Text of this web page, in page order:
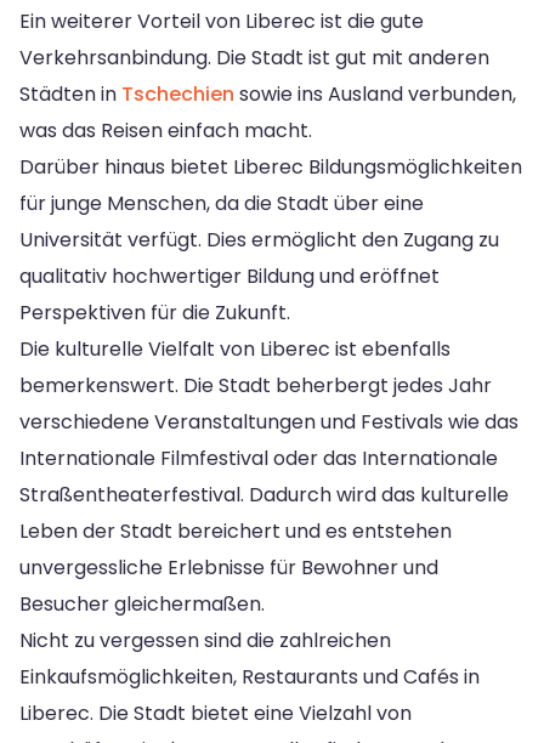
Ein weiterer Vorteil von Liberec ist die gute
Verkehrsanbindung. Die Stadt ist gut mit anderen
Städten in Tschechien sowie ins Ausland verbunden,
was das Reisen einfach macht.
Darüber hinaus bietet Liberec Bildungsmöglichkeiten
für junge Menschen, da die Stadt über eine
Universität verfügt. Dies ermöglicht den Zugang zu
qualitativ hochwertiger Bildung und eröffnet
Perspektiven für die Zukunft.
Die kulturelle Vielfalt von Liberec ist ebenfalls
bemerkenswert. Die Stadt beherbergt jedes Jahr
verschiedene Veranstaltungen und Festivals wie das
Internationale Filmfestival oder das Internationale
Straßentheaterfestival. Dadurch wird das kulturelle
Leben der Stadt bereichert und es entstehen
unvergessliche Erlebnisse für Bewohner und
Besucher gleichermaßen.
Nicht zu vergessen sind die zahlreichen
Einkaufsmöglichkeiten, Restaurants und Cafés in
Liberec. Die Stadt bietet eine Vielzahl von